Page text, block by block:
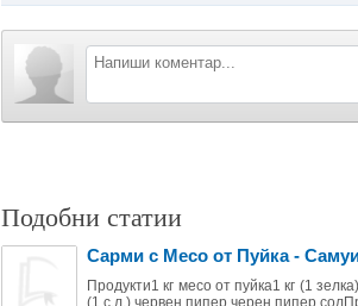
Подобни статии
Сарми с Месо от Пуйка -
Продукти1 кг месо от пуйка1 кг (1
(1 с.л.) червен пипер черен пипер